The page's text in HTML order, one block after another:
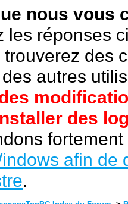
nous vous
les réponses
trouverez des
autres
des
afin de
.